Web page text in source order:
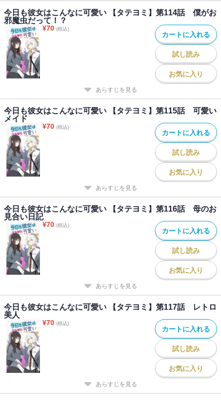
今日も彼女はこんなに可愛い 【タテヨミ】第114話 僕がお
邪魔虫だって！？
¥70 (税込)
カートに入れる
試し読み
お気に入り
あらすじを見る
今日も彼女はこんなに可愛い 【タテヨミ】第115話 可愛い
メイド
¥70 (税込)
カートに入れる
試し読み
お気に入り
あらすじを見る
今日も彼女はこんなに可愛い 【タテヨミ】第116話 母のお
見合い日記
¥70 (税込)
カートに入れる
試し読み
お気に入り
あらすじを見る
今日も彼女はこんなに可愛い 【タテヨミ】第117話 レトロ
美人
¥70 (税込)
カートに入れる
試し読み
お気に入り
あらすじを見る